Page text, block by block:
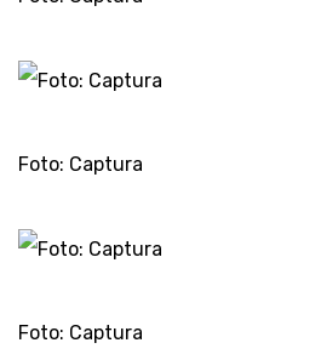
Foto: Captura
Foto: Captura